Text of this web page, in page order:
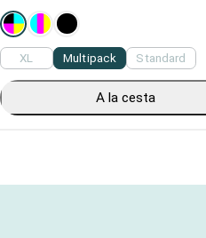
Multipack Standard
XL
A la cesta